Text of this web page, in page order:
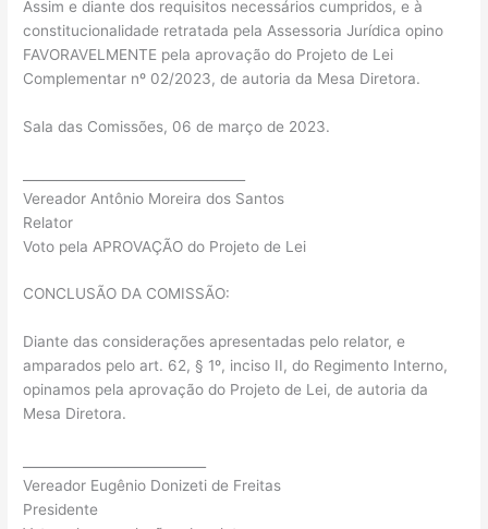
Assim e diante dos requisitos necessários cumpridos, e à
constitucionalidade retratada pela Assessoria Jurídica opino
FAVORAVELMENTE pela aprovação do Projeto de Lei
Complementar nº 02/2023, de autoria da Mesa Diretora.
Sala das Comissões, 06 de março de 2023.
Vereador Antônio Moreira dos Santos
Relator
Voto pela APROVAÇÃO do Projeto de Lei
CONCLUSÃO DA COMISSÃO:
Diante das considerações apresentadas pelo relator, e
amparados pelo art. 62, § 1º, inciso II, do Regimento Interno,
opinamos pela aprovação do Projeto de Lei, de autoria da
Mesa Diretora.
Vereador Eugênio Donizeti de Freitas
Presidente